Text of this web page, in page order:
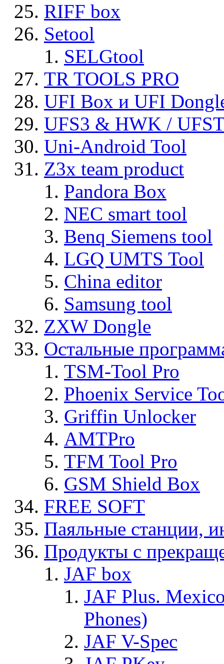
RIFF box
Setool
SELGtool
TR TOOLS PRO
UFI Box и UFI
UFS3 & HWK /
Uni-Android Tool
Z3x team product
Pandora Box
NEC smart tool
Benq Siemens tool
LGQ UMTS Tool
China editor
Samsung tool
ZXW Dongle
Остальные
TSM-Tool Pro
Phoenix Service
Griffin Unlocker
AMTPro
TFM Tool Pro
GSM Shield Box
FREE SOFT
Паяльные станции,
Продукты с
JAF box
JAF Plus.
Phones)
JAF V-Spec